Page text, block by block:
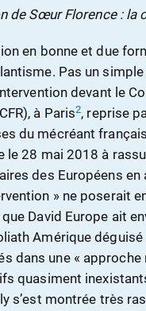
de Sœur Florence :
en bonne et due
Pas un
devant le
à Paris2, reprise
du mécréant
le 28 mai 2018 à
des Européens
» ne poserait
David Europe ait
Amérique
dans une «
quasiment
s’est montrée très